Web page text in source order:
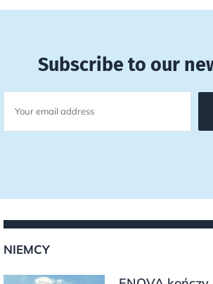
Subscribe to our
NIEMCY